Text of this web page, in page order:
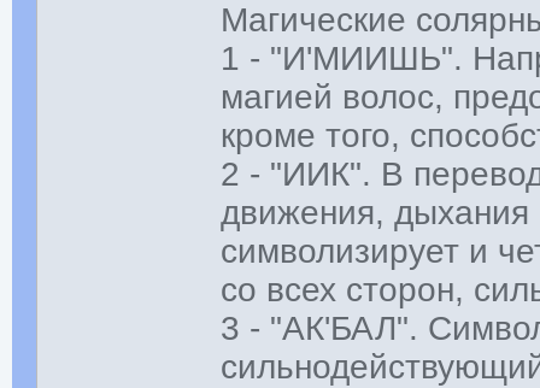
Магические
1 - "И'МИИШЬ".
магией волос,
кроме того,
2 - "ИИК". В
движения,
символизирует и
со всех сторон,
3 - "АК'БАЛ".